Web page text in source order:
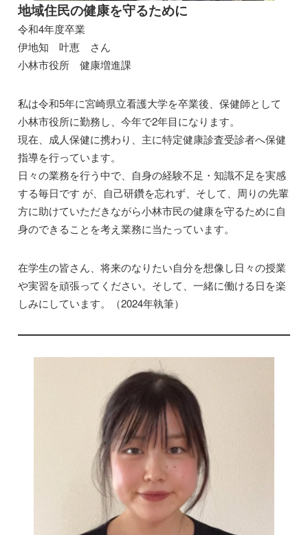
地域住民の健康を守るために
令和4年度卒業
伊地知 叶恵 さん
小林市役所 健康増進課
私は令和5年に宮崎県立看護大学を卒業後、保健師として
小林市役所に勤務し、今年で2年目になります。
現在、成人保健に携わり、主に特定健康診査受診者へ保健
指導を行っています。
日々の業務を行う中で、自身の経験不足・知識不足を実感
する毎日です が、自己研鑽を忘れず、そして、周りの先輩
方に助けていただきながら小林市民の健康を守るために自
身のできることを考え業務に当たっています。
在学生の皆さん、将来のなりたい自分を想像し日々の授業
や実習を頑張ってください。そして、一緒に働ける日を楽
しみにしています。（2024年執筆）